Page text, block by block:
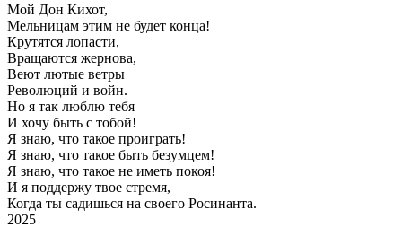
Мой Дон Кихот,
Мельницам этим не будет конца!
Крутятся лопасти,
Вращаются жернова,
Веют лютые ветры
Революций и войн.
Но я так люблю тебя
И хочу быть с тобой!
Я знаю, что такое проиграть!
Я знаю, что такое быть безумцем!
Я знаю, что такое не иметь покоя!
И я поддержу твое стремя,
Когда ты садишься на своего Росинанта.
2025